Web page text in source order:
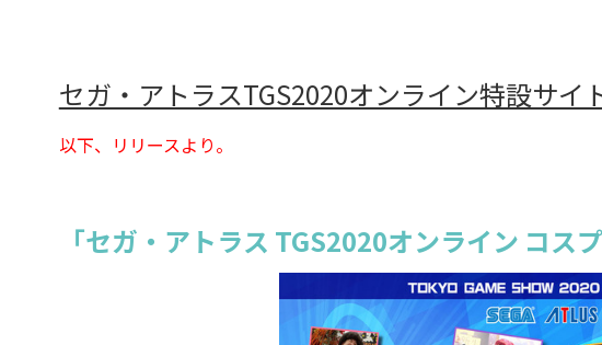
セガ・アトラスTGS2020オンライン特設サイ
以下、リリースより。
「セガ・アトラス TGS2020オンライン コス